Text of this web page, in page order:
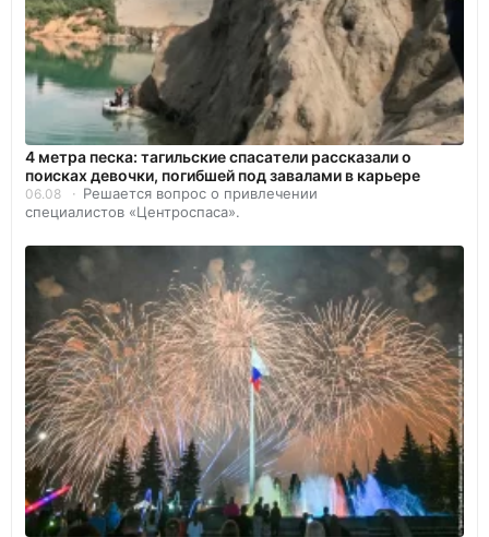
4 метра песка: тагильские спасатели рассказали о
поисках девочки, погибшей под завалами в карьере
06.08
Решается вопрос о привлечении
специалистов «Центроспаса».